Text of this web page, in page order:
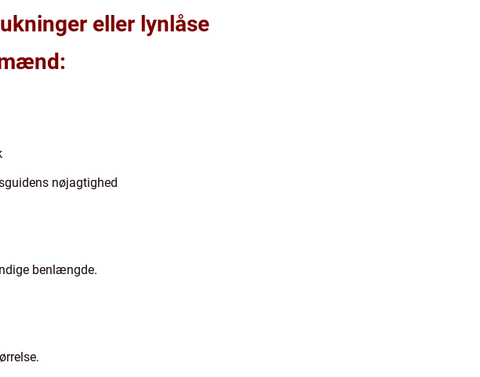
eller lynlåse
nøjagtighed
benlængde.